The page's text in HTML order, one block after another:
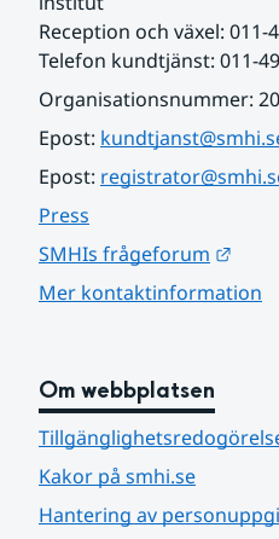
Reception och växel: 011-
Telefon kundtjänst: 011-
Organisationsnummer:
Epost:
Epost:
Press
SMHIs frågeforum
Mer kontaktinformation
Om webbplatsen
Kakor på smhi.se
Hantering av